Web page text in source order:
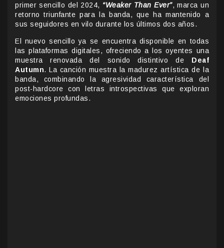
primer sencillo del 2024, “Weaker Than Ever”, marca un
retorno triunfante para la banda, que ha mantenido a
sus seguidores en vilo durante los últimos dos años.
El nuevo sencillo ya se encuentra disponible en todas
las plataformas digitales, ofreciendo a los oyentes una
muestra renovada del sonido distintivo de Deaf
Autumn. La canción muestra la madurez artística de la
banda, combinando la agresividad característica del
post-hardcore con letras introspectivas que exploran
emociones profundas.